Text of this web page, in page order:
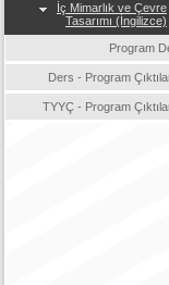
İç Mimarlık ve Çevre
Tasarımı (İngilizce)
Program
Ders - Program
TYYÇ - Program